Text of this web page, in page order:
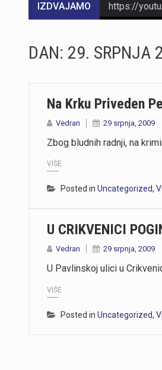
IZDVAJAMO
https://
https://
DAN: 29. SRPNJA
Na Krku Priveden
Vedran 29 srpnja, 2009
Zbog bludnih radnji, na
VIŠE
Posted in Uncategorized,
U CRIKVENICI
Vedran 29 srpnja, 2009
U Pavlinskoj ulici u
VIŠE
Posted in Uncategorized,